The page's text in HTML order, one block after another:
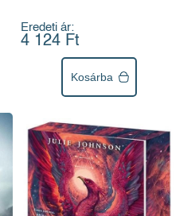
Eredeti ár:
4 124 Ft
Kosárba